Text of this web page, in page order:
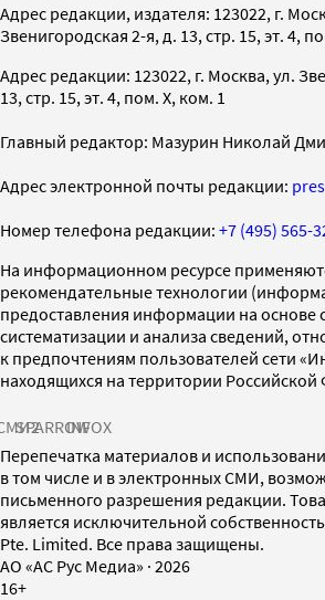
Адрес редакции, издателя: 123022, г.
Звенигородская 2-я, д. 13, стр. 15, эт. 4,
Адрес редакции: 123022, г. Москва, ул.
13, стр. 15, эт. 4, пом. X, ком. 1
Главный редактор: Мазурин Николай
Адрес электронной почты редакции:
Номер телефона редакции: +7 (495) 565-
На информационном ресурсе
рекомендательные технологии
предоставления информации на основе
систематизации и анализа сведений,
к предпочтениям пользователей сети
находящихся на территории
SPARROWINFOX
Перепечатка материалов и
в том числе и в электронных СМИ,
письменного разрешения редакции.
является исключительной
Pte. Limited. Все права защищены.
AO «АС Рус Медиа» · 2026
16+